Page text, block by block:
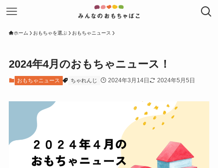
ホーム おもちゃを選ぶ おもちゃニュース
2024年4月のおもちゃニュース！
おもちゃニュース ちゃれんじ 2024年3月14日 2024年5月5日